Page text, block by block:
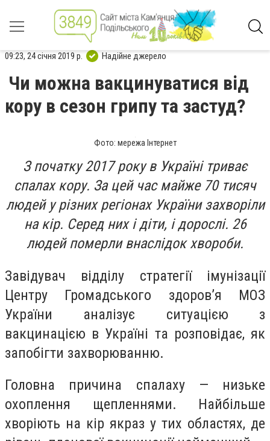
09:23, 24 січня 2019 р. Надійне джерело
Чи можна вакцинуватися від
кору в сезон грипу та застуд?
Фото: мережа Інтернет
З початку 2017 року в Україні триває
спалах кору. За цей час майже 70 тисяч
людей у різних регіонах України захворіли
на кір. Серед них і діти, і дорослі. 26
людей померли внаслідок хвороби.
Завідувач відділу стратегії імунізації
Центру Громадського здоров’я МОЗ
України аналізує ситуацією з
вакцинацією в Україні та розповідає, як
запобігти захворюванню.
Головна причина спалаху — низьке
охоплення щепленнями. Найбільше
хворіють на кір якраз у тих областях, де